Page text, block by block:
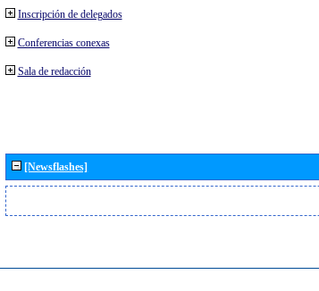
Inscripción de delegados
Conferencias conexas
Sala de redacción
[Newsflashes]